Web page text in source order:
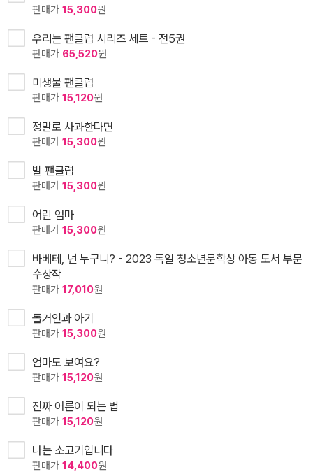
판매가 15,300원
우리는 팬클럽 시리즈 세트 - 전5권
판매가 65,520원
미생물 팬클럽
판매가 15,120원
정말로 사과한다면
판매가 15,300원
발 팬클럽
판매가 15,300원
어린 엄마
판매가 15,300원
바베테, 넌 누구니? - 2023 독일 청소년문학상 아동 도서 부문
수상작
판매가 17,010원
돌거인과 아기
판매가 15,300원
엄마도 보여요?
판매가 15,120원
진짜 어른이 되는 법
판매가 15,120원
나는 소고기입니다
판매가 14,400원